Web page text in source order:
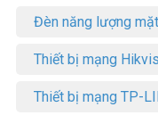
Đèn năng lượng
Thiết bị mạng
Thiết bị mạng TP-